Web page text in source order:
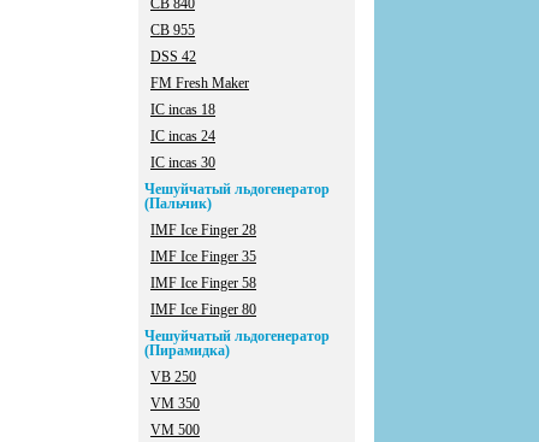
CB 840
CB 955
DSS 42
FM Fresh Maker
IC incas 18
IC incas 24
IC incas 30
Чешуйчатый льдогенератор
(Пальчик)
IMF Ice Finger 28
IMF Ice Finger 35
IMF Ice Finger 58
IMF Ice Finger 80
Чешуйчатый льдогенератор
(Пирамидка)
VB 250
VM 350
VM 500